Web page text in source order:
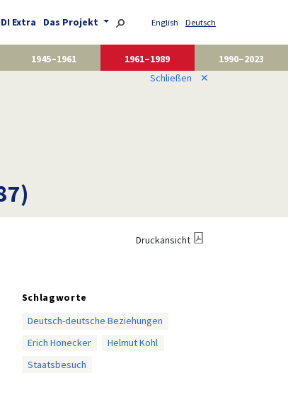
Extra Das Projekt English Deutsch
1945–1961 1961–1989
1990–2023
Schließen ✕
Druckansicht
Schlagworte
Deutsch-deutsche Beziehungen
Erich Honecker
Helmut Kohl
Staatsbesuch